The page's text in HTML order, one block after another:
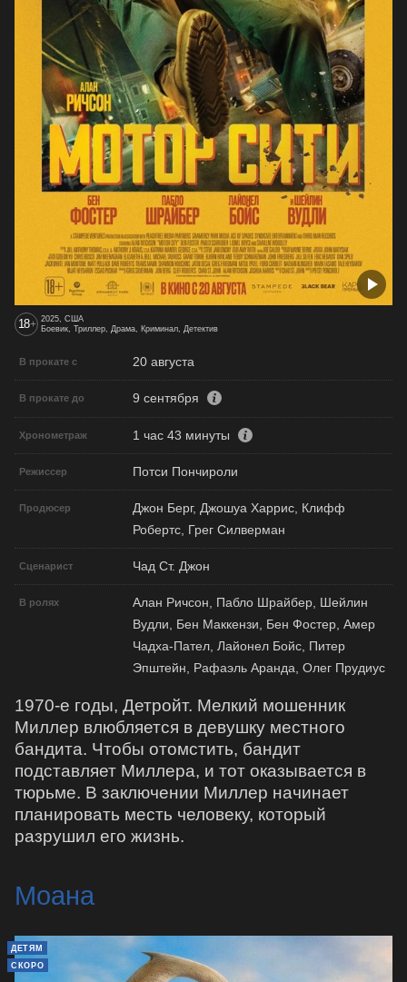
18+ 2025, США
Боевик, Триллер, Драма, Криминал, Детектив
В прокате с 20 августа
В прокате до 9 сентября
Хронометраж 1 час 43 минуты
Режиссер Потси Пончироли
Продюсер
Джон Берг, Джошуа Харрис, Клифф
Робертс, Грег Силверман
Сценарист Чад Ст. Джон
В ролях
Алан Ричсон, Пабло Шрайбер, Шейлин
Вудли, Бен Маккензи, Бен Фостер, Амер
Чадха-Пател, Лайонел Бойс, Питер
Эпштейн, Рафаэль Аранда, Олег Прудиус
1970-е годы, Детройт. Мелкий мошенник
Миллер влюбляется в девушку местного
бандита. Чтобы отомстить, бандит
подставляет Миллера, и тот оказывается в
тюрьме. В заключении Миллер начинает
планировать месть человеку, который
разрушил его жизнь.
Моана
ДЕТЯМ
СКОРО